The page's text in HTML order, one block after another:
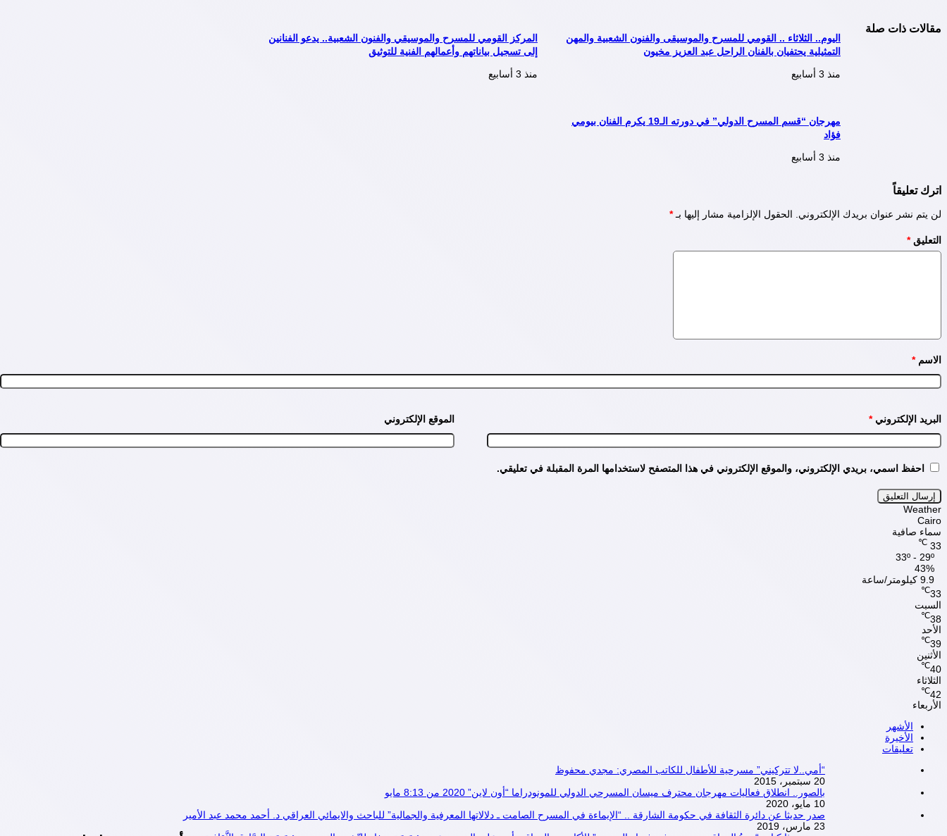
مقالات ذات صلة
اليوم.. الثلاثاء .. القومي للمسرح والموسيقى والفنون الشعبية والمهن
التمثيلية يحتفيان بالفنان الراحل عبد العزيز مخيون
منذ 3 أسابيع
المركز القومي للمسرح والموسيقي والفنون الشعبية.. يدعو الفنانين
إلى تسجيل بياناتهم وأعمالهم الفنية للتوثيق
منذ 3 أسابيع
مهرجان “قسم المسرح الدولي” في دورته الـ19 يكرم الفنان بيومي
فؤاد
منذ 3 أسابيع
اترك تعليقاً
لن يتم نشر عنوان بريدك الإلكتروني. الحقول الإلزامية مشار إليها بـ*
التعليق*
الاسم*
البريد الإلكتروني* الموقع الإلكتروني
احفظ اسمي، بريدي الإلكتروني، والموقع الإلكتروني في هذا المتصفح لاستخدامها المرة المقبلة في تعليقي.
Weather
Cairo
سماء صافية
33
℃
33º - 29º
43%
9.9 كيلومتر/ساعة
33
℃
السبت
38
℃
الأحد
39
℃
الأثنين
40
℃
الثلاثاء
42
℃
الأربعاء
الأشهر
الأخيرة
تعليقات
“أمي..لا تتركيني” مسرحية للأطفال للكاتب المصري: مجدي محفوظ
20 سبتمبر، 2015
بالصور.. انطلاق فعاليات مهرجان محترف ميسان المسرحي الدولي للمونودراما “أون لاين” 2020 من 8:13 مايو
10 مايو، 2020
صدر حديثا عن دائرة الثقافة في حكومة الشارقة .. “الإيماءة في المسرح الصامت ـ دلالاتها المعرفية والجمالية” للباحث والايمائي العراقي د. أحمد محمد عبد الأمير
23 مارس، 2019